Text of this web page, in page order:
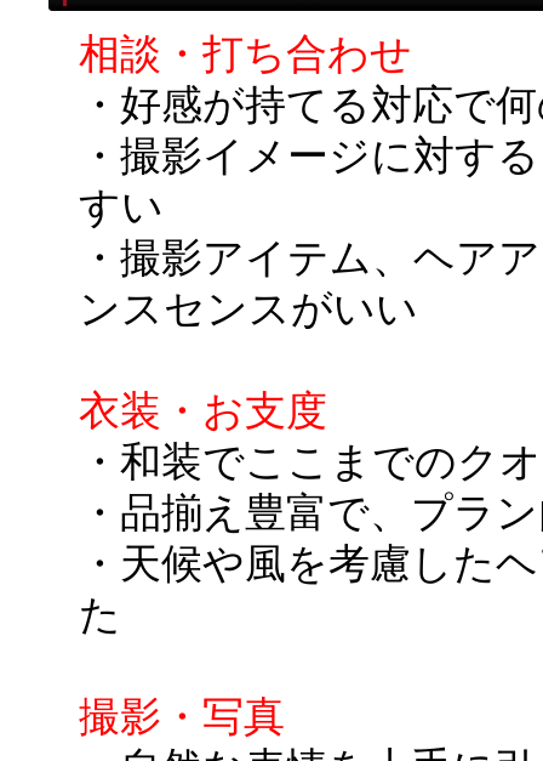
相談・打ち合わせ
・好感が持てる対応で
・撮影イメージに対す
すい
・撮影アイテム、ヘア
ンスセンスがいい
衣装・お支度
・和装でここまでのク
・品揃え豊富で、プラ
・天候や風を考慮した
た
撮影・写真